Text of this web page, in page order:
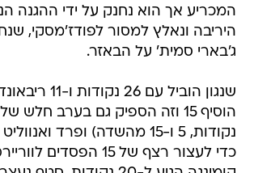
המכריע אך הוא נחנק על ידי ההגנה
היריבה ונאלץ למסור לפודז'מסקי,
ג'בארי סמית' על הבאזר.
שנגון הוביל עם 26
כדי לעצור רצף של 15 הפסדים